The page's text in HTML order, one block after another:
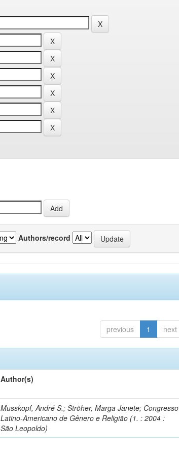
Authors/record
previous 1 next
Author(s)
Musskopf, André S.; Ströher, Marga Janete; Congresso
Latino-Americano de Gênero e Religião (1. : 2004 :
São Leopoldo)